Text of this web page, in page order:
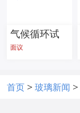
气候循环试
验机--玻璃检
面议
首页 > 玻璃新闻 >